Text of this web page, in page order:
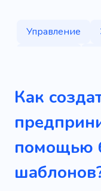
Управление
Бизнесмен
Инвестиции
Вебразработка
Как
помощью